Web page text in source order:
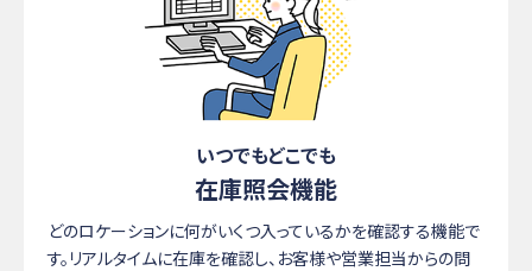
いつでもどこでも
在庫照会機能
どのロケーションに何がいくつ入っているかを確認する機能で
す。リアルタイムに在庫を確認し、お客様や営業担当からの問